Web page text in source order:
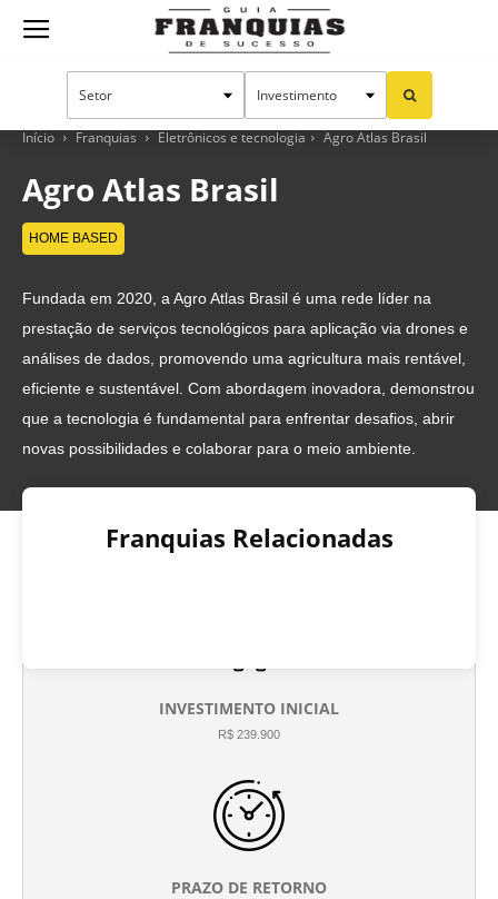
Guia
Franquias
Sucesso
Início Franquias Eletrônicos e tecnologia Agro Atlas Brasil
Agro Atlas Brasil
HOME BASED
Fundada em 2020, a Agro Atlas Brasil é uma rede líder na
prestação de serviços tecnológicos para aplicação via drones e
análises de dados, promovendo uma agricultura mais rentável,
eficiente e sustentável. Com abordagem inovadora, demonstrou
que a tecnologia é fundamental para enfrentar desafios, abrir
novas possibilidades e colaborar para o meio ambiente.
Franquias Relacionadas
INVESTIMENTO INICIAL
R$ 239.900
PRAZO DE RETORNO